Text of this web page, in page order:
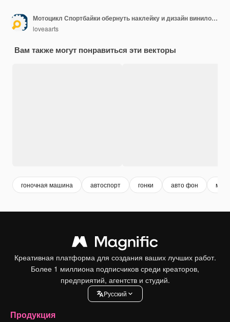
Мотоцикл Спортбайки обернуть наклейку и дизайн виниловой наклейки с абстрактным фоном
loveaarts
Вам также могут понравиться эти векторы
гоночная машина автоспорт гонки авто фон
Креативная платформа для создания ваших лучших работ.
Более 1 миллиона подписчиков среди креаторов,
предприятий, агентств и студий.
Pусский
Продукция